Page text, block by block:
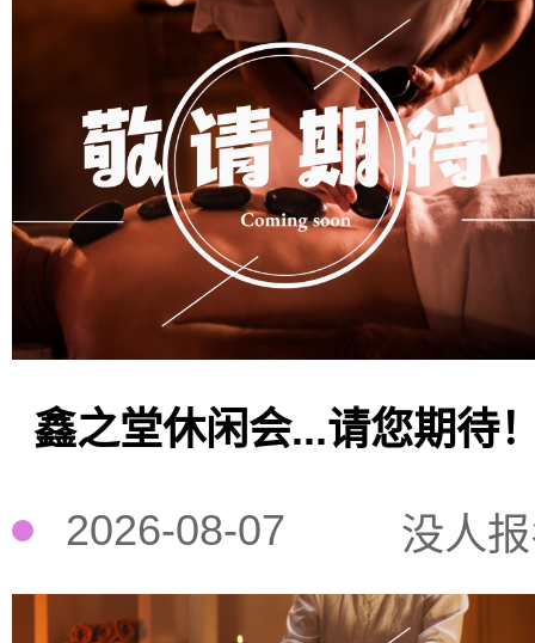
鑫之堂休闲会...请您期待
2026-08-07 没人